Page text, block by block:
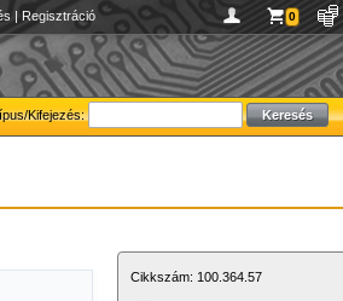
| Regisztráció 0
Kifejezés:
Cikkszám: 100.364.57